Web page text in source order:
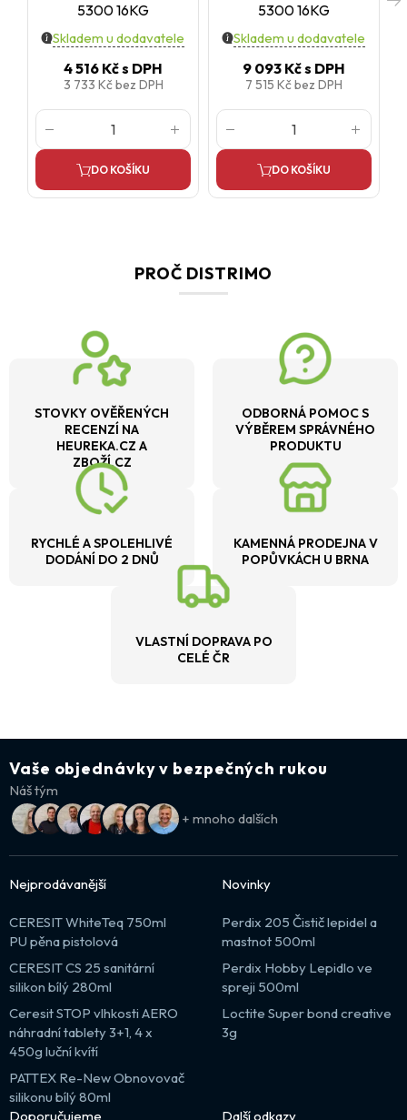
5300 16KG
Skladem u dodavatele
4 516 Kčs DPH
3 733 Kčbez DPH
DO KOŠÍKU
5300 16KG
Skladem u dodavatele
9 093 Kčs DPH
7 515 Kčbez DPH
DO KOŠÍKU
PROČ DISTRIMO
STOVKY OVĚŘENÝCH
RECENZÍ NA
HEUREKA.CZ A
ZBOŽÍ.CZ
ODBORNÁ POMOC S
VÝBĚREM SPRÁVNÉHO
PRODUKTU
RYCHLÉ A SPOLEHLIVÉ
DODÁNÍ DO 2 DNŮ
KAMENNÁ PRODEJNA V
POPŮVKÁCH U BRNA
VLASTNÍ DOPRAVA PO
CELÉ ČR
Vaše objednávky v bezpečných rukou
Náš tým
+ mnoho dalších
Nejprodávanější
CERESIT WhiteTeq 750ml
PU pěna pistolová
CERESIT CS 25 sanitární
silikon bílý 280ml
Ceresit STOP vlhkosti AERO
náhradní tablety 3+1, 4 x
450g luční kvítí
PATTEX Re-New Obnovovač
silikonu bílý 80ml
Novinky
Perdix 205 Čistič lepidel a
mastnot 500ml
Perdix Hobby Lepidlo ve
spreji 500ml
Loctite Super bond creative
3g
Doporučujeme Další odkazy